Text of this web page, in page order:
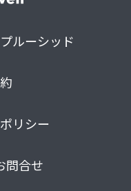
ルーシッド
リシー
問合せ